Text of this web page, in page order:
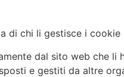
di chi li gestisce i
dal sito web che li
e gestiti da altre